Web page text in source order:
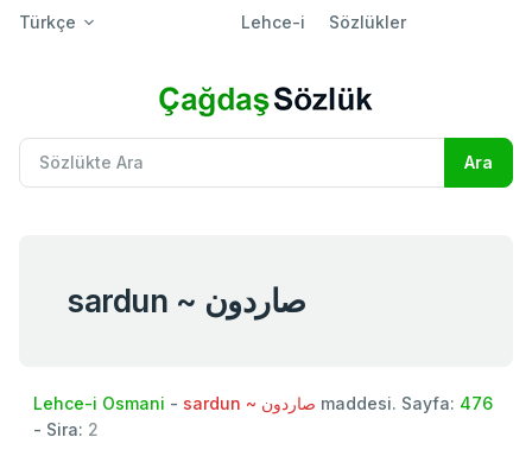
Türkçe Lehce-i Sözlükler
sardun ~ صاردون
Lehce-i Osmani - sardun ~ صاردون maddesi. Sayfa: 476
- Sira: 2